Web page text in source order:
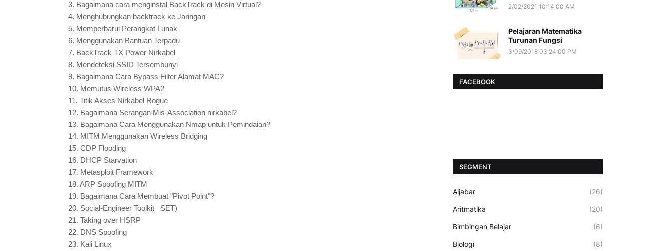
3. Bagaimana cara menginstal BackTrack di Mesin Virtual?
4. Menghubungkan backtrack ke Jaringan
5. Memperbarui Perangkat Lunak
6. Menggunakan Bantuan Terpadu
7. BackTrack TX Power Nirkabel
8. Mendeteksi SSID Tersembunyi
9. Bagaimana Cara Bypass Filter Alamat MAC?
10. Memutus Wireless WPA2
11. Titik Akses Nirkabel Rogue
12. Bagaimana Serangan Mis-Association nirkabel?
13. Bagaimana Cara Menggunakan Nmap untuk Pemindaian?
14. MITM Menggunakan Wireless Bridging
15. CDP Flooding
16. DHCP Starvation
17. Metasploit Framework
18. ARP Spoofing MITM
19. Bagaimana Cara Membuat "Pivot Point"?
20. Social-Engineer Toolkit SET)
21. Taking over HSRP
22. DNS Spoofing
23. Kali Linux
2/02/2021 10:14:00 AM
Pelajaran Matematika
Turunan Fungsi
3/09/2018 03:24:00 PM
FACEBOOK
SEGMENT
Aljabar (26)
Aritmatika (20)
Bimbingan Belajar (6)
Biologi (8)